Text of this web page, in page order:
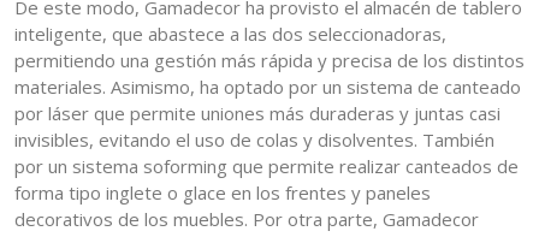
De este modo, Gamadecor ha provisto el almacén de tablero
inteligente, que abastece a las dos seleccionadoras,
permitiendo una gestión más rápida y precisa de los distintos
materiales. Asimismo, ha optado por un sistema de canteado
por láser que permite uniones más duraderas y juntas casi
invisibles, evitando el uso de colas y disolventes. También
por un sistema soforming que permite realizar canteados de
forma tipo inglete o glace en los frentes y paneles
decorativos de los muebles. Por otra parte, Gamadecor